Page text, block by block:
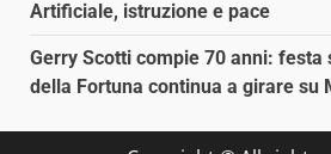
Artificiale, istruzione e pace
Gerry Scotti compie 70 anni: festa
della Fortuna continua a girare su